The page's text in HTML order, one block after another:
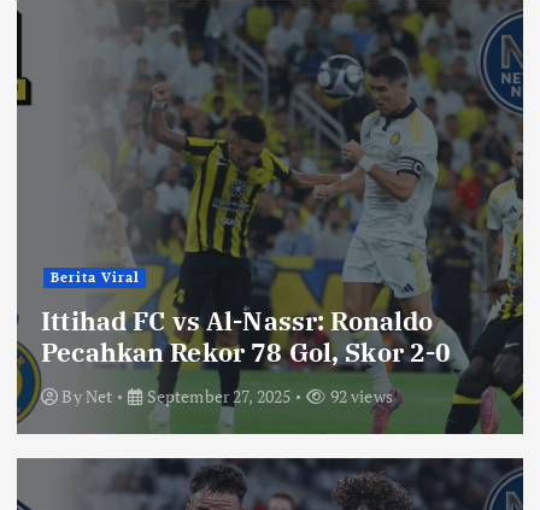
Berita Viral
Ittihad FC vs Al-Nassr: Ronaldo
Pecahkan Rekor 78 Gol, Skor 2-0
ByNet September 27, 2025 92 views